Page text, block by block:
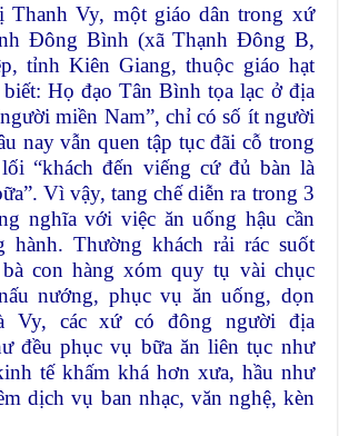
Thanh Vy, một giáo dân trong xứ
Đông Bình (xã Thạnh Đông B,
tỉnh Kiên Giang, thuộc giáo hạt
Họ đạo Tân Bình tọa lạc ở địa
miền Nam”, chỉ có số ít người
nay vẫn quen tập tục đãi cỗ trong
“khách đến viếng cứ đủ bàn là
Vì vậy, tang chế diễn ra trong 3
nghĩa với việc ăn uống hậu cần
hành. Thường khách rải rác suốt
con hàng xóm quy tụ vài chục
nướng, phục vụ ăn uống, dọn
Vy, các xứ có đông người địa
đều phục vụ bữa ăn liên tục như
tế khấm khá hơn xưa, hầu như
dịch vụ ban nhạc, văn nghệ, kèn